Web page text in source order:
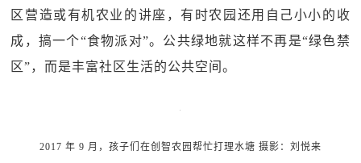
区营造或有机农业的讲座，有时农园还用自己小小的收
成，搞一个“食物派对”。公共绿地就这样不再是“绿色禁
区”，而是丰富社区生活的公共空间。
2017 年 9 月，孩子们在创智农园帮忙打理水塘 摄影：刘悦来